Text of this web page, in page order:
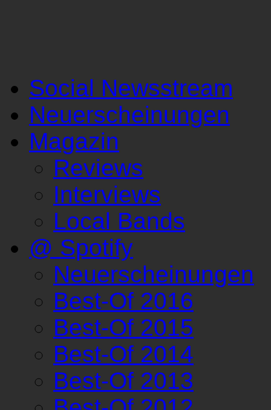
Social Newsstream
Neuerscheinungen
Magazin
Reviews
Interviews
Local Bands
@ Spotify
Neuerscheinungen
Best-Of 2016
Best-Of 2015
Best-Of 2014
Best-Of 2013